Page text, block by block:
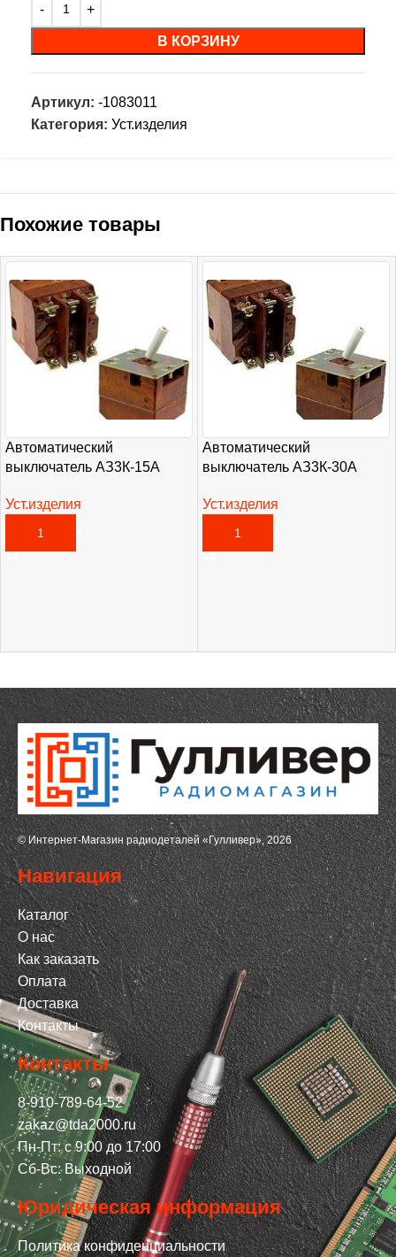
В КОРЗИНУ
Артикул: -1083011
Категория: Уст.изделия
Похожие товары
Автоматический
выключатель АЗ3К-15А
Уст.изделия
В КОРЗИНУ
Автоматический
выключатель АЗ3К-30А
Уст.изделия
В КОРЗИНУ
© Интернет-Магазин радиодеталей «Гулливер», 2026
Навигация
Каталог
О нас
Как заказать
Оплата
Доставка
Контакты
Контакты
8-910-789-64-52
zakaz@tda2000.ru
Пн-Пт: с 9:00 до 17:00
Сб-Вс: Выходной
Юридическая информация
Политика конфиденциальности